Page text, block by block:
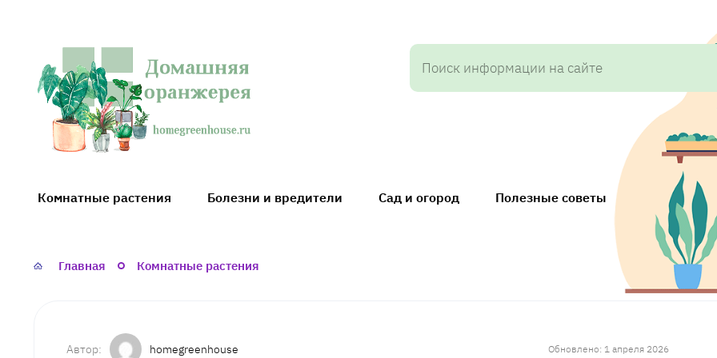
Домашняя
оранжерея
Комнатные растения Болезни и вредители Сад и огород Полезные советы
Главная Комнатные растения
homegreenhouse Обновлено: 1 апреля 2026